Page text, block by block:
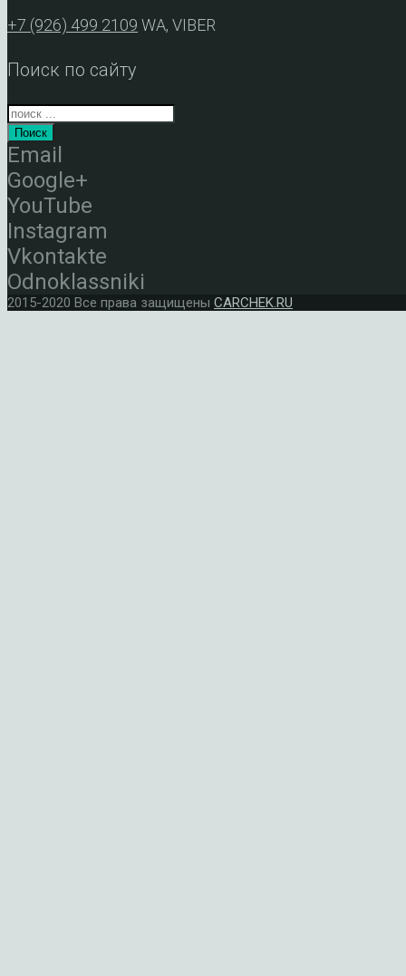
+7 (926) 499 2109 WA, VIBER
Поиск по сайту
Поиск
Email
Google+
YouTube
Instagram
Vkontakte
Odnoklassniki
2015-2020 Все права защищены CARCHEK.RU